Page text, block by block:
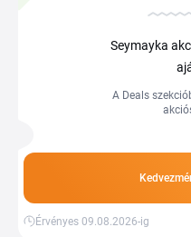
Seymayka
A Deals
Érvényes 09.08.2026-ig